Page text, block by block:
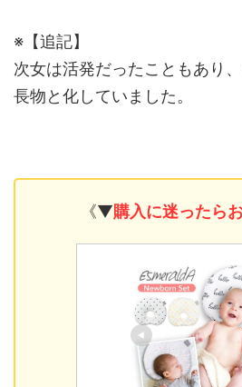
※【追記】
次女は活発だったこともあり
長物と化していました。
《▼購入に迷ったら